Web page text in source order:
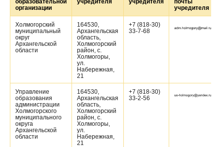
образовательной
организации
учредителя
учредителя
почты
учредителя
Холмогорский
муниципальный
округ
Архангельской
области
164530,
Архангельская
область,
Холмогорский
район, с.
Холмогоры,
ул.
Набережная,
21
+7 (818-30)
33-7-68
Управление
образования
администрации
Холмогорского
муниципального
округа
Архангельской
области
164530,
Архангельская
область,
Холмогорский
район, с.
Холмогоры,
ул.
Набережная,
21
+7 (818-30)
33-2-56